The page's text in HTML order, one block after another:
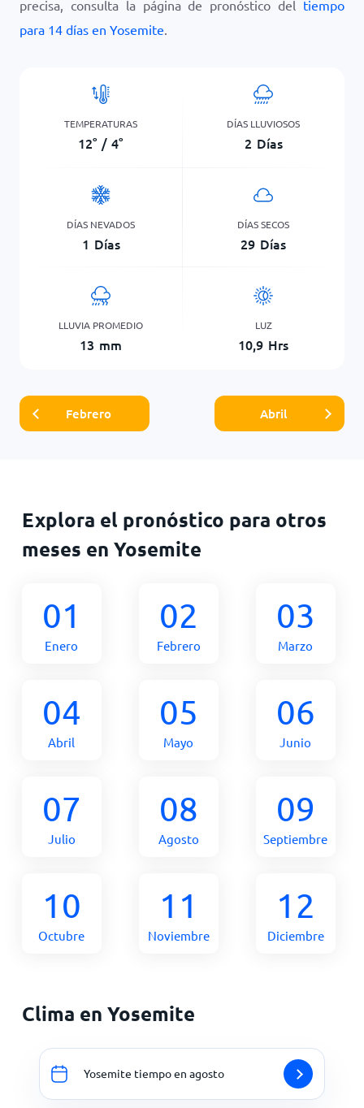
precisa, consulta la página de pronóstico del tiempo
para 14 días en Yosemite.
TEMPERATURAS
12° / 4°
DÍAS LLUVIOSOS
2 Días
DÍAS NEVADOS
1 Días
DÍAS SECOS
29 Días
LLUVIA PROMEDIO
13 mm
LUZ
10,9 Hrs
Febrero Abril
Explora el pronóstico para otros
meses en Yosemite
01
Enero
02
Febrero
03
Marzo
04
Abril
05
Mayo
06
Junio
07
Julio
08
Agosto
09
Septiembre
10
Octubre
11
Noviembre
12
Diciembre
Clima en Yosemite
Yosemite tiempo en agosto